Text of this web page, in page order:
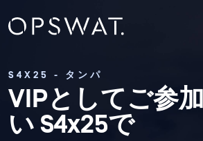
S4X25 - タンパ
VIPとしてご参
い S4x25で